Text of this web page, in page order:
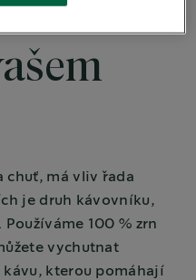
chuť, má vliv řada
je druh kávovníku,
100 % zrn
vychutnat
kterou pomáhají